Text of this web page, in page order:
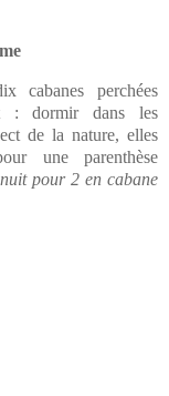
cabanes perchées
: dormir dans les
de la nature, elles
une parenthèse
pour 2 en cabane